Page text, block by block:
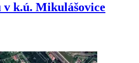
v k.ú. Mikulášovice